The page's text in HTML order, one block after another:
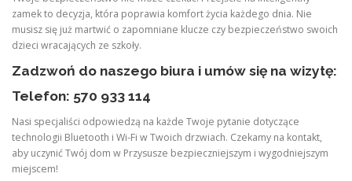
zamek to decyzja, która poprawia komfort życia każdego dnia. Nie
musisz się już martwić o zapomniane klucze czy bezpieczeństwo swoich
dzieci wracających ze szkoły.
Zadzwoń do naszego biura i umów się na wizytę:
Telefon: 570 933 114
Nasi specjaliści odpowiedzą na każde Twoje pytanie dotyczące
technologii Bluetooth i Wi-Fi w Twoich drzwiach. Czekamy na kontakt,
aby uczynić Twój dom w Przysusze bezpieczniejszym i wygodniejszym
miejscem!